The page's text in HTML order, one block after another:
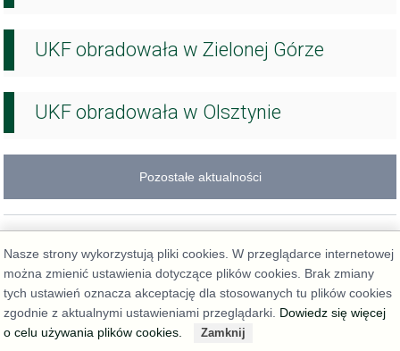
UKF obradowała w Zielonej Górze
UKF obradowała w Olsztynie
Pozostałe aktualności
Deklaracja dostępności
Nasze strony wykorzystują pliki cookies. W przeglądarce internetowej
można zmienić ustawienia dotyczące plików cookies. Brak zmiany
tych ustawień oznacza akceptację dla stosowanych tu plików cookies
zgodnie z aktualnymi ustawieniami przeglądarki. Dowiedz się więcej
o celu używania plików cookies.